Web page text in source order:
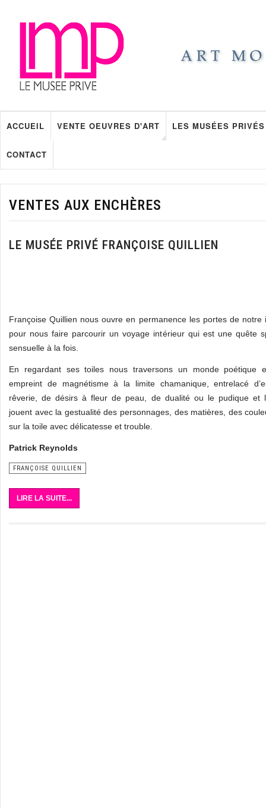
ACCUEIL VENTE OEUVRES D'ART LES MUSÉES PRIVÉS
CONTACT
VENTES AUX ENCHÈRES
LE MUSÉE PRIVÉ FRANÇOISE QUILLIEN
Françoise Quillien nous ouvre en permanence les portes de notre
pour nous faire parcourir un voyage intérieur qui est une quête
sensuelle à la fois.
En regardant ses toiles nous traversons un monde poétique
empreint de magnétisme à la limite chamanique, entrelacé
rêverie, de désirs à fleur de peau, de dualité ou le pudique et
jouent avec la gestualité des personnages, des matières, des
sur la toile avec délicatesse et trouble.
Patrick Reynolds
FRANÇOISE QUILLIEN
LIRE LA SUITE...